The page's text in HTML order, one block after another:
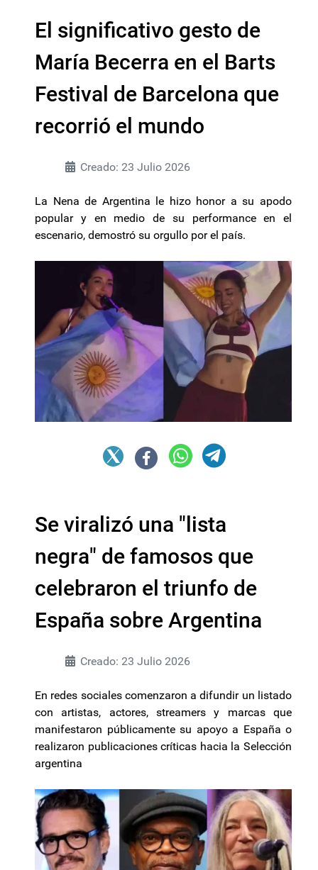
El significativo gesto de
María Becerra en el Barts
Festival de Barcelona que
recorrió el mundo
Creado: 23 Julio 2026
La Nena de Argentina le hizo honor a su apodo
popular y en medio de su performance en el
escenario, demostró su orgullo por el país.
Se viralizó una "lista
negra" de famosos que
celebraron el triunfo de
España sobre Argentina
Creado: 23 Julio 2026
En redes sociales comenzaron a difundir un listado
con artistas, actores, streamers y marcas que
manifestaron públicamente su apoyo a España o
realizaron publicaciones críticas hacia la Selección
argentina